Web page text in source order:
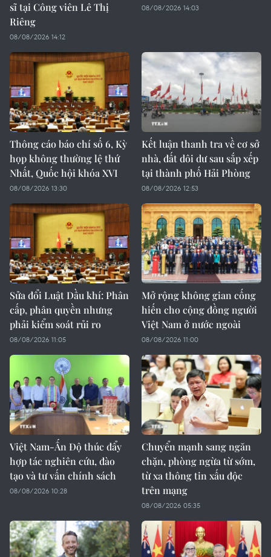
sĩ tại Công viên Lê Thị
Riêng
08/08/2026 14:12
08/08/2026 14:03
Thông cáo báo chí số 6, Kỳ
họp không thường lệ thứ
Nhất, Quốc hội khóa XVI
08/08/2026 13:30
Kết luận thanh tra về cơ sở
nhà, đất dôi dư sau sắp xếp
tại thành phố Hải Phòng
08/08/2026 12:53
Sửa đổi Luật Dầu khí: Phân
cấp, phân quyền nhưng
phải kiểm soát rủi ro
08/08/2026 11:05
Mở rộng không gian cống
hiến cho cộng đồng người
Việt Nam ở nước ngoài
08/08/2026 11:00
Việt Nam-Ấn Độ thúc đẩy
hợp tác nghiên cứu, đào
tạo và tư vấn chính sách
08/08/2026 10:28
Chuyển mạnh sang ngăn
chặn, phòng ngừa từ sớm,
từ xa thông tin xấu độc
trên mạng
08/08/2026 05:35